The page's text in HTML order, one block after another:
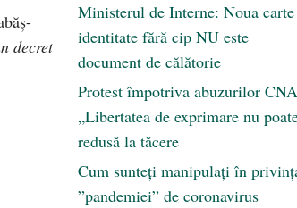
decret
Ministerul de Interne: Noua
identitate fără cip NU este
document de călătorie
Protest împotriva abuzurilor
„Libertatea de exprimare nu
redusă la tăcere
Cum sunteți manipulați în
”pandemiei” de coronavirus